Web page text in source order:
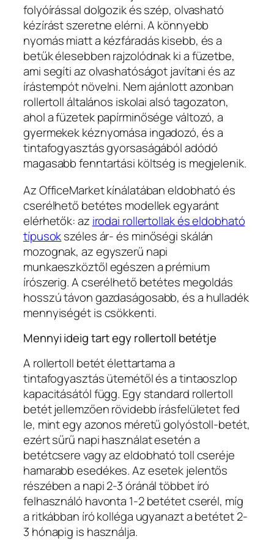
folyóírással dolgozik és szép, olvasható
kézírást szeretne elérni. A könnyebb
nyomás miatt a kézfáradás kisebb, és a
betűk élesebben rajzolódnak ki a füzetbe,
ami segíti az olvashatóságot javítani és az
írástempót növelni. Nem ajánlott azonban
rollertoll általános iskolai alsó tagozaton,
ahol a füzetek papírminősége változó, a
gyermekek kéznyomása ingadozó, és a
tintafogyasztás gyorsaságából adódó
magasabb fenntartási költség is megjelenik.
Az OfficeMarket kínálatában eldobható és
cserélhető betétes modellek egyaránt
elérhetők: az irodai rollertollak és eldobható
típusokszéles ár- és minőségi skálán
mozognak, az egyszerű napi
munkaeszköztől egészen a prémium
írószerig. A cserélhető betétes megoldás
hosszú távon gazdaságosabb, és a hulladék
mennyiségét is csökkenti.
Mennyi ideig tart egy rollertoll betétje
A rollertoll betét élettartama a
tintafogyasztás ütemétől és a tintaoszlop
kapacitásától függ. Egy standard rollertoll
betét jellemzően rövidebb írásfelületet fed
le, mint egy azonos méretű golyóstoll-betét,
ezért sűrű napi használat esetén a
betétcsere vagy az eldobható toll cseréje
hamarabb esedékes. Az esetek jelentős
részében a napi 2-3 óránál többet író
felhasználó havonta 1-2 betétet cserél, míg
a ritkábban író kolléga ugyanazt a betétet 2-
3 hónapig is használja.